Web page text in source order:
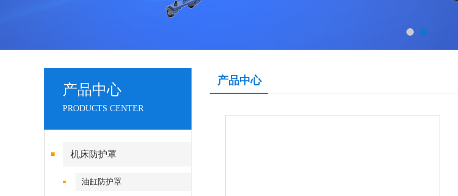
产品中心
PRODUCTS CENTER
机床防护罩
油缸防护罩
产品中心